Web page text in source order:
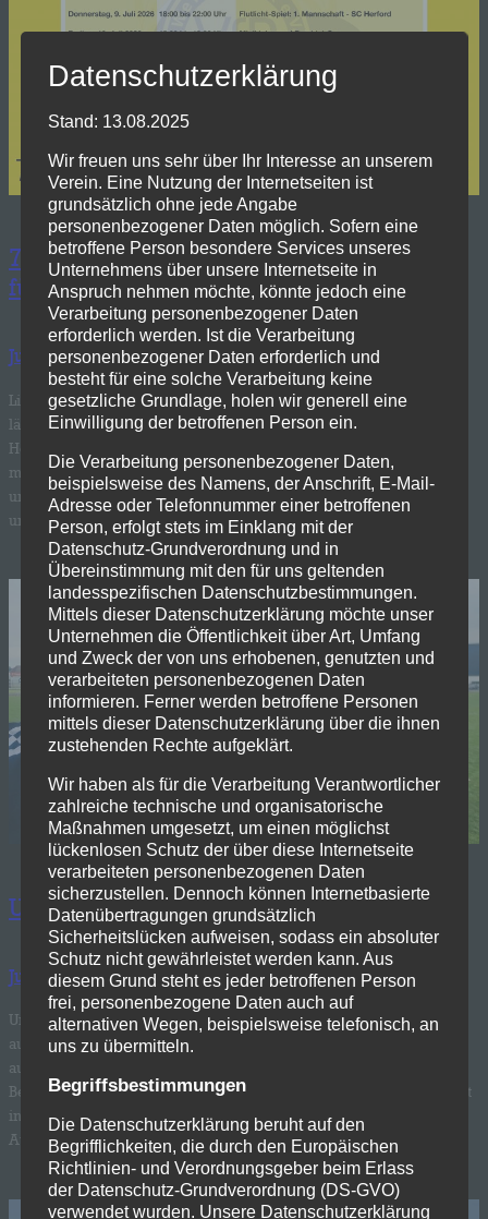
75 Jahre VfR Wellensiek: Das Programm
für unsere Jubiläumswoche steht!
Juni 9, 2026—vonMarcel EggertinAllgemein
Liebe Wellensieker, Freunde, Förderer und Fans, der Countdown
läuft, die Vorbereitungen biegen auf die Zielgerade ein: Unser
Herzensverein wird 75 Jahre alt – und das wollen wir gebührend
mit euch feiern! Vom 06.07. bis zum 12.07.2026 verwandelt sich
unser Vereinsgelände in eine echte Festmeile. Das Programm für
unsere große Jubiläumswoche steht nun offiziell fest! Auf…
U19 gewinnt in Ochtrup
Juni 2, 2026—vonMarcel EggertinAllgemein
Unsere U19 konnte nach dem erfolgreichen Turnier in Belgien
auch im Ligaalltag dreifach punkten. Gegen den Tabellenletzten
aus Ochtrup gewann unsere Mannschaft auswärts deutlich mit 5:1.
Bereits nach sechs Minuten brachte Tom Gorny unsere Mannschaft
in Führung. In der 22. Minute gelang Ochtrup jedoch der
Ausgleich: Ein Volley aus rund 20 Metern schlug unhaltbar im…
Datenschutzerklärung
Stand: 13.08.2025
Wir freuen uns sehr über Ihr Interesse an unserem
Verein. Eine Nutzung der Internetseiten ist
grundsätzlich ohne jede Angabe
personenbezogener Daten möglich. Sofern eine
betroffene Person besondere Services unseres
Unternehmens über unsere Internetseite in
Anspruch nehmen möchte, könnte jedoch eine
Verarbeitung personenbezogener Daten
erforderlich werden. Ist die Verarbeitung
personenbezogener Daten erforderlich und
besteht für eine solche Verarbeitung keine
gesetzliche Grundlage, holen wir generell eine
Einwilligung der betroffenen Person ein.
Die Verarbeitung personenbezogener Daten,
beispielsweise des Namens, der Anschrift, E-Mail-
Adresse oder Telefonnummer einer betroffenen
Person, erfolgt stets im Einklang mit der
Datenschutz-Grundverordnung und in
Übereinstimmung mit den für uns geltenden
landesspezifischen Datenschutzbestimmungen.
Mittels dieser Datenschutzerklärung möchte unser
Unternehmen die Öffentlichkeit über Art, Umfang
und Zweck der von uns erhobenen, genutzten und
verarbeiteten personenbezogenen Daten
informieren. Ferner werden betroffene Personen
mittels dieser Datenschutzerklärung über die ihnen
zustehenden Rechte aufgeklärt.
Wir haben als für die Verarbeitung Verantwortlicher
zahlreiche technische und organisatorische
Maßnahmen umgesetzt, um einen möglichst
lückenlosen Schutz der über diese Internetseite
verarbeiteten personenbezogenen Daten
sicherzustellen. Dennoch können Internetbasierte
Datenübertragungen grundsätzlich
Sicherheitslücken aufweisen, sodass ein absoluter
Schutz nicht gewährleistet werden kann. Aus
diesem Grund steht es jeder betroffenen Person
frei, personenbezogene Daten auch auf
alternativen Wegen, beispielsweise telefonisch, an
uns zu übermitteln.
Begriffsbestimmungen
Die Datenschutzerklärung beruht auf den
Begrifflichkeiten, die durch den Europäischen
Richtlinien- und Verordnungsgeber beim Erlass
der Datenschutz-Grundverordnung (DS-GVO)
verwendet wurden. Unsere Datenschutzerklärung